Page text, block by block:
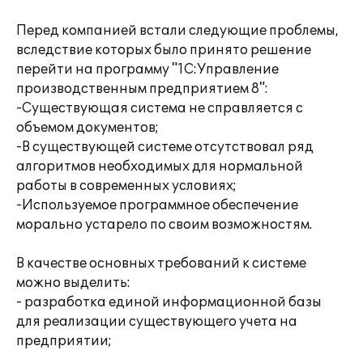
Перед компанией встали следующие проблемы,
вследствие которых было принято решение
перейти на программу "1С:Управление
производственным предприятием 8":
-Существующая система не справляется с
объемом документов;
-В существующей системе отсутствовал ряд
алгоритмов необходимых для нормальной
работы в современных условиях;
-Используемое программное обеспечение
морально устарело по своим возможностям.
В качестве основных требований к системе
можно выделить:
- разработка единой информационной базы
для реализации существующего учета на
предприятии;